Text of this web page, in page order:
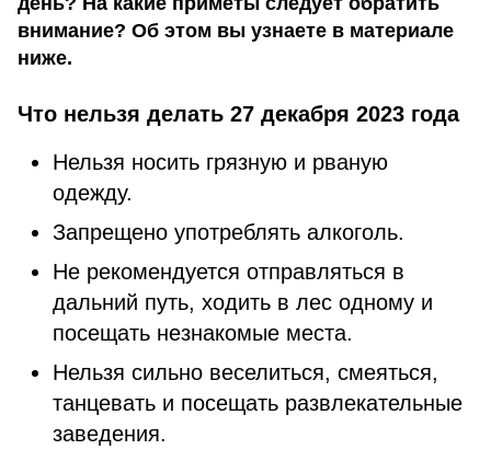
внимание? Об этом вы узнаете в материале
ниже.
Что нельзя делать 27 декабря 2023 года
Нельзя носить грязную и рваную
одежду.
Запрещено употреблять алкоголь.
Не рекомендуется отправляться в
дальний путь, ходить в лес одному и
посещать незнакомые места.
Нельзя сильно веселиться, смеяться,
танцевать и посещать развлекательные
заведения.